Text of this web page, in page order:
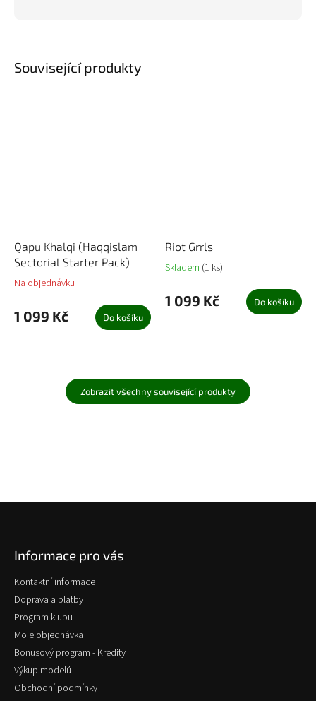
Související produkty
Qapu Khalqi (Haqqislam
Sectorial Starter Pack)
Na objednávku
1 099 Kč Do košíku
Riot Grrls
Skladem (1 ks)
1 099 Kč Do košíku
Zobrazit všechny související produkty
Informace pro vás
Kontaktní informace
Doprava a platby
Program klubu
Moje objednávka
Bonusový program - Kredity
Výkup modelů
Obchodní podmínky